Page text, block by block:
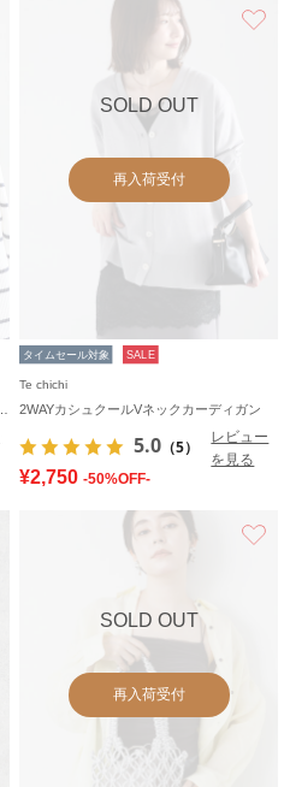
SOLD OUT
再入荷受付
タイムセール対象 SALE
Te chichi
2WAYカシュクールVネックカーディガン
5.0 （5）
レビュー
を見る
¥2,750 -50%OFF-
SOLD OUT
再入荷受付